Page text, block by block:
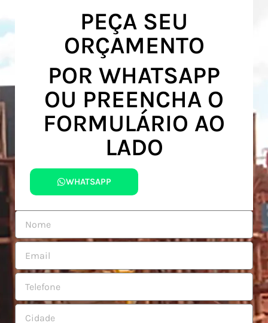
PEÇA SEU
ORÇAMENTO
POR WHATSAPP
OU PREENCHA O
FORMULÁRIO AO
LADO
WHATSAPP